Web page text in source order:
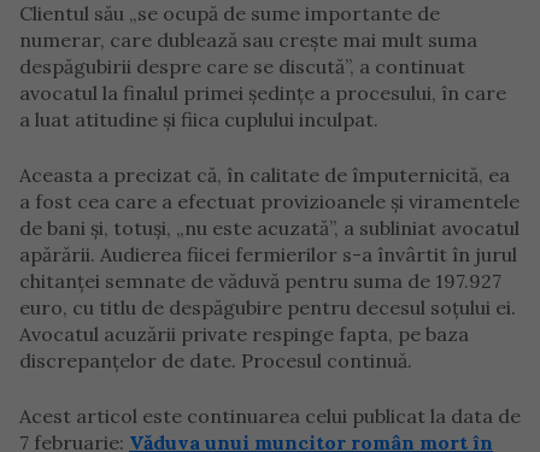
Clientul său „se ocupă de sume importante de
numerar, care dublează sau crește mai mult suma
despăgubirii despre care se discută”, a continuat
avocatul la finalul primei ședințe a procesului, în care
a luat atitudine și fiica cuplului inculpat.
Aceasta a precizat că, în calitate de împuternicită, ea
a fost cea care a efectuat provizioanele și viramentele
de bani și, totuși, „nu este acuzată”, a subliniat avocatul
apărării. Audierea fiicei fermierilor s-a învârtit în jurul
chitanței semnate de văduvă pentru suma de 197.927
euro, cu titlu de despăgubire pentru decesul soțului ei.
Avocatul acuzării private respinge fapta, pe baza
discrepanțelor de date. Procesul continuă.
Acest articol este continuarea celui publicat la data de
7 februarie: Văduva unui muncitor român mort în